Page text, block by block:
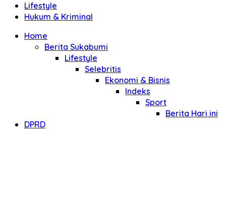
Lifestyle
Hukum & Kriminal
Home
Berita Sukabumi
Lifestyle
Selebritis
Ekonomi & Bisnis
Indeks
Sport
Berita Hari ini
DPRD